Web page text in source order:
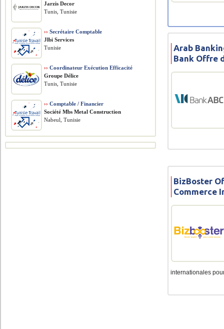
Arab
Bank Offre
BizBoster
Commerce
internationales
Jarzis Decor
Tunis, Tunisie
›› Secrétaire Comptable
Jlbi Services
Tunisie
›› Coordinateur Exécution Efficacité
Groupe Délice
Tunis, Tunisie
›› Comptable / Financier
Société Mbs Metal Construction
Nabeul, Tunisie